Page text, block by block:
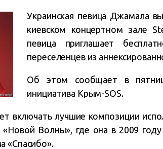
Украинская певица Джамала
киевском концертном зале
певица приглашает
переселенцев из
Об этом сообщает в
инициатива Крым-SOS.
включать лучшие композиции
Волны», где она в 2009
«Спасибо».